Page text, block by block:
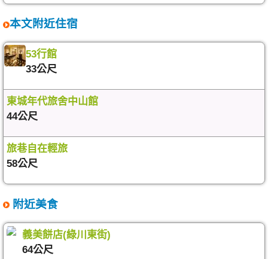
本文附近住宿
53行館
33公尺
東城年代旅舍中山館
44公尺
旅巷自在輕旅
58公尺
附近美食
義美餅店(綠川東街)
64公尺